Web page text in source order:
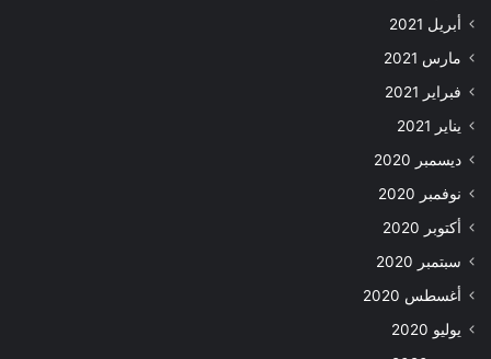
أبريل 2021
مارس 2021
فبراير 2021
يناير 2021
ديسمبر 2020
نوفمبر 2020
أكتوبر 2020
سبتمبر 2020
أغسطس 2020
يوليو 2020